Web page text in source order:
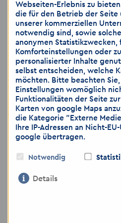
GmbH
📍Adresse:
Bautzen
🌐www.akzent-
Wir freuen uns auf Ihre
Hinweis: Wir weisen
Übermittlung von
über E-Mail als unsicher
Bewerbungsunterlagen
Gerne können Sie weitere
Webseiten-Erlebnis zu
die für den Betrieb der Seite
unserer kommerziellen
notwendig sind, sowie
anonymen Statistikzwecken,
Komforteinstellungen oder
personalisierter Inhalte
selbst entscheiden, welche
möchten. Bitte beachten Sie,
Einstellungen womöglich
Funktionalitäten der Seite
Karten von google Maps
die Kategorie "Externe
Ihre IP-Adressen an Nicht-
google übertragen.
Notwendig
Details